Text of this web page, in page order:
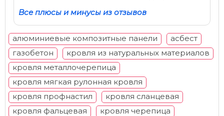
Все плюсы и минусы из отзывов
алюминиевые композитные панели
асбест
газобетон
кровля из натуральных материалов
кровля металлочерепица
кровля мягкая рулонная кровля
кровля профнастил
кровля сланцевая
кровля фальцевая
кровля черепица